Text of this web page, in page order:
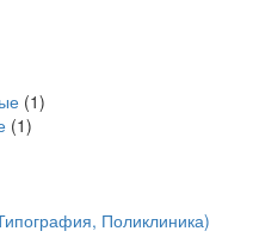
(1)
(1)
Поликлиника)